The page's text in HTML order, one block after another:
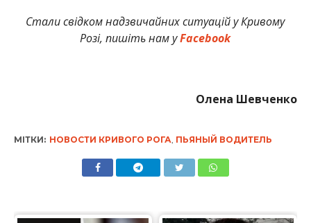
Стали свідком надзвичайних ситуацій у Кривому
Розі, пишіть нам уFacebook
Олена Шевченко
МІТКИ: НОВОСТИ КРИВОГО РОГА, ПЬЯНЫЙ ВОДИТЕЛЬ